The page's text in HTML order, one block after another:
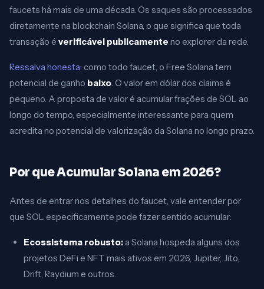
faucets há mais de uma década. Os saques são processados
diretamente na blockchain Solana, o que significa que toda
transação é verificável publicamente no explorer da rede.
Ressalva honesta: como todo faucet, o Free Solana tem
potencial de ganho baixo. O valor em dólar dos claims é
pequeno. A proposta de valor é acumular frações de SOL ao
longo do tempo, especialmente interessante para quem
acredita no potencial de valorização da Solana no longo prazo.
Por que Acumular Solana em 2026?
Antes de entrar nos detalhes do faucet, vale entender por
que SOL especificamente pode fazer sentido acumular:
Ecossistema robusto: a Solana hospeda alguns dos
projetos DeFi e NFT mais ativos em 2026, Jupiter, Jito,
Drift, Raydium e outros.